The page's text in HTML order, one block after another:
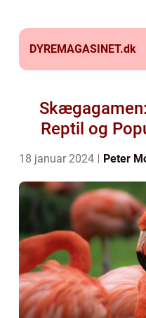
DYREMAGASINET.dk
Reptil og
18 januar 2024 Peter